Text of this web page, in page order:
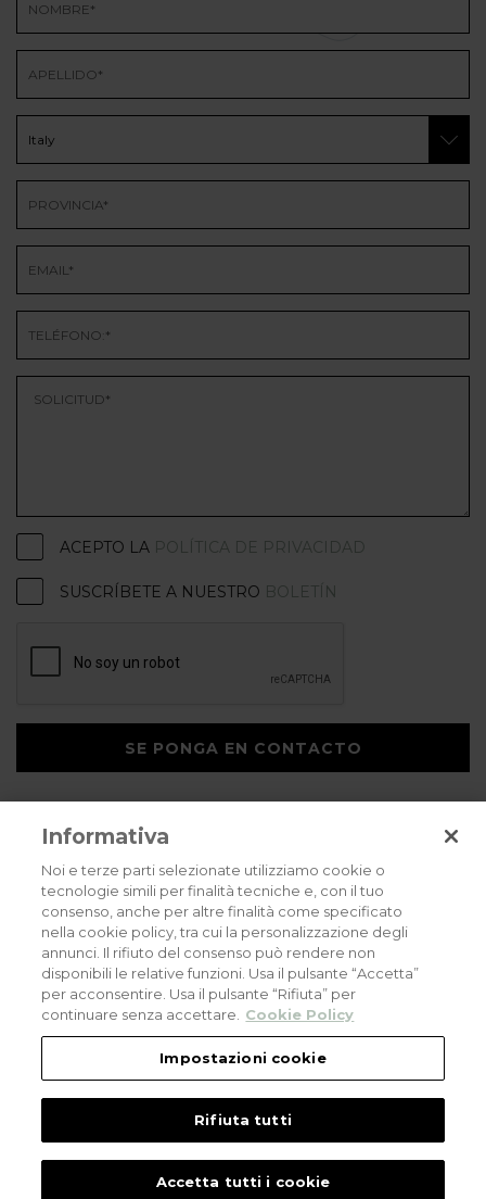
ACEPTO LA POLÍTICA DE PRIVACIDAD
SUSCRÍBETE A NUESTRO BOLETÍN
SE PONGA EN CONTACTO
Privacy policy Cookies policy Careers
© 2026 all rights reserved - Corradi Srl - Via M. Serenari 20 - 40013 Castel
Maggiore (BO) T +39 051 4188411
Codice Fiscale - Partita Iva e Registro Imprese di Bologna: 03464321201. REA BO
- 521198. Capitale Sociale: euro 11.500.000,00
An eLogic Digital Company Project Powered by Xperience
Informativa
Noi e terze parti selezionate utilizziamo cookie o
tecnologie simili per finalità tecniche e, con il tuo
consenso, anche per altre finalità come specificato
nella cookie policy, tra cui la personalizzazione degli
annunci. Il rifiuto del consenso può rendere non
disponibili le relative funzioni. Usa il pulsante “Accetta”
per acconsentire. Usa il pulsante “Rifiuta” per
continuare senza accettare.
Cookie Policy
Impostazioni cookie
Rifiuta tutti
Accetta tutti i cookie